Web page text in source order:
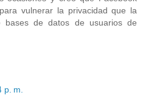
vulnerar la privacidad que la
bases de datos de usuarios de
p. m.